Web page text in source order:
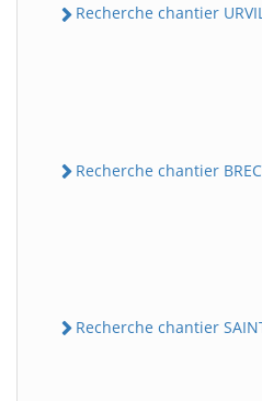
Recherche chantier
Recherche chantier
Recherche chantier